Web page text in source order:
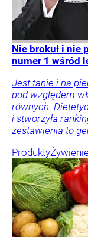
Nie brokuł i nie
numer 1 wśród
Jest tanie i na
pod względem
równych.
i stworzyła
zestawienia to
Produkty